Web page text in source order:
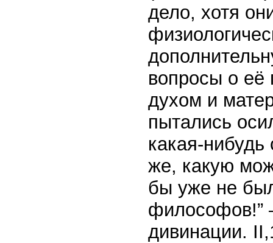
дело, хотя
вопросы о её
духом и
пытались
какая-
же, какую
бы уже не
философов!”
дивинации.